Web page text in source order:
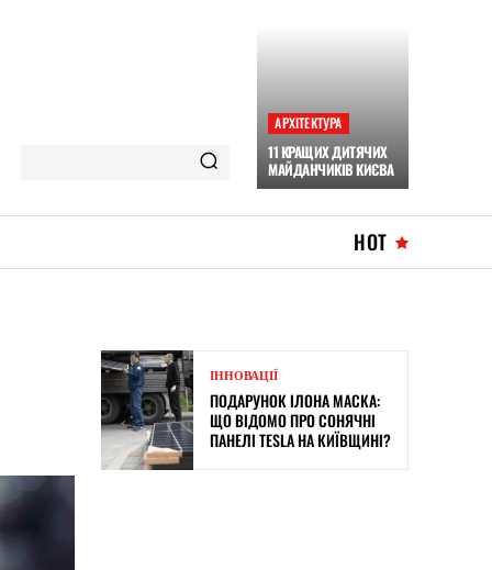
АРХІТЕКТУРА
11 КРАЩИХ ДИТЯЧИХ
МАЙДАНЧИКІВ КИЄВА
HOT
ІННОВАЦІЇ
ПОДАРУНОК ІЛОНА МАСКА:
ЩО ВІДОМО ПРО СОНЯЧНІ
ПАНЕЛІ TESLA НА КИЇВЩИНІ?